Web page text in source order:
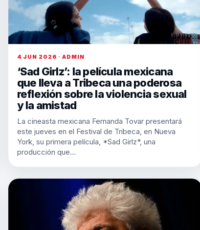
4 JUN 2026 · ADMIN
‘Sad Girlz’: la película mexicana
que lleva a Tribeca una poderosa
reflexión sobre la violencia sexual
y la amistad
La cineasta mexicana Fernanda Tovar presentará
este jueves en el Festival de Tribeca, en Nueva
York, su primera película, *Sad Girlz*, una
producción que…